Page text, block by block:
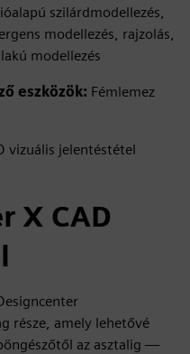
szilárdmodellezés,
modellezés, rajzolás,
modellezés
eszközök: Fémlemez
vizuális jelentéstétel
X CAD
része, amely lehetővé
az asztalig —